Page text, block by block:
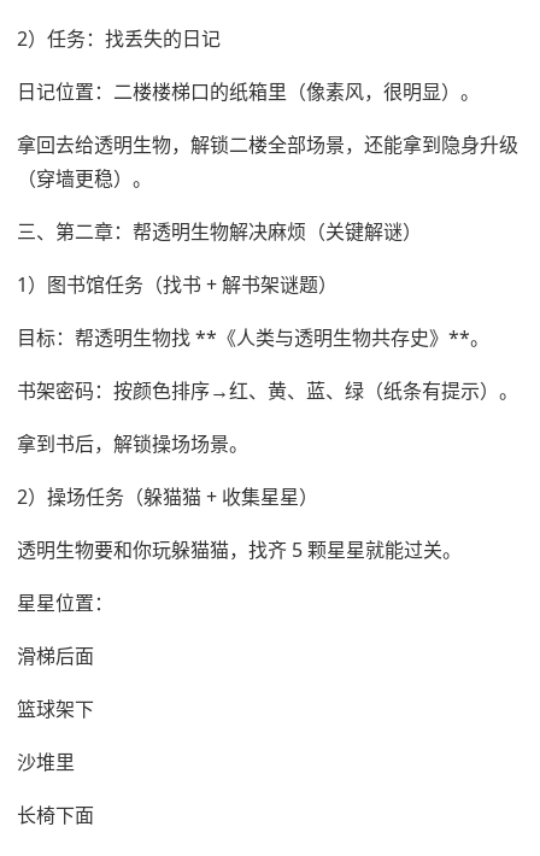
2）任务：找丢失的日记
日记位置：二楼楼梯口的纸箱里（像素风，很明显）。
拿回去给透明生物，解锁二楼全部场景，还能拿到隐身升级
（穿墙更稳）。
三、第二章：帮透明生物解决麻烦（关键解谜）
1）图书馆任务（找书 + 解书架谜题）
目标：帮透明生物找 **《人类与透明生物共存史》**。
书架密码：按颜色排序→红、黄、蓝、绿（纸条有提示）。
拿到书后，解锁操场场景。
2）操场任务（躲猫猫 + 收集星星）
透明生物要和你玩躲猫猫，找齐 5 颗星星就能过关。
星星位置：
滑梯后面
篮球架下
沙堆里
长椅下面